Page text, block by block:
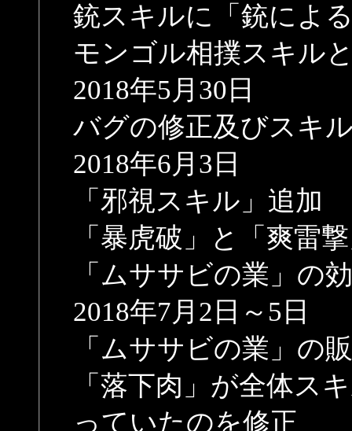
銃スキルに「銃によ
モンゴル相撲スキル
2018年5月30日
バグの修正及びスキ
2018年6月3日
「邪視スキル」追加
「暴虎破」と「爽雷
「ムササビの業」の
2018年7月2日～5日
「ムササビの業」の
「落下肉」が全体ス
っていたのを修正